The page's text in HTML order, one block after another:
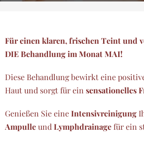
Für einen klaren, frischen Teint und
DIE Behandlung im Monat MAI!
Diese Behandlung bewirkt eine
Haut und sorgt für ein sensationelles
Genießen Sie eineIntensivreinigung
Ampulleund Lymphdrainagefür ein